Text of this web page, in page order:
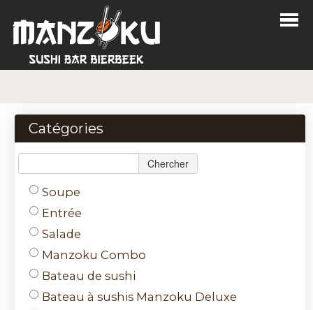
Commander
Menu
Login
Contact
Catégories
Chercher
Soupe
Entrée
Salade
Manzoku Combo
Bateau de sushi
Bateau à sushis Manzoku Deluxe